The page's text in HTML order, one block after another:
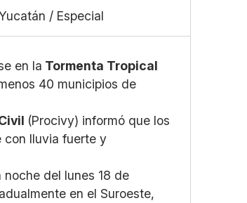
Grande
/ Especial
en la Tormenta Tropical
40 municipios de
(Procivy) informó que los
con lluvia fuerte y
del lunes 18 de
en el Suroeste,